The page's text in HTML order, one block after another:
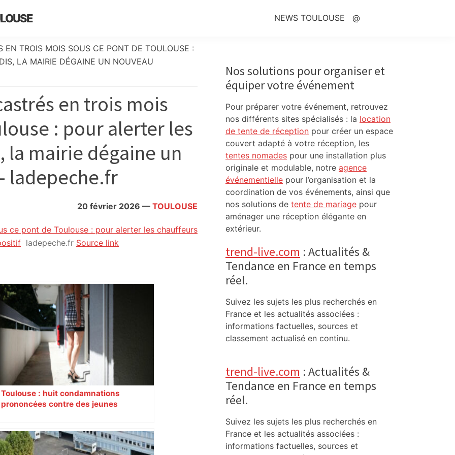
NEWS TOULOUSE @
EN TROIS MOIS SOUS CE PONT DE TOULOUSE :
LA MAIRIE DÉGAINE UN NOUVEAU
en trois mois
: pour alerter les
mairie dégaine un
ladepeche.fr
20 février 2026 — TOULOUSE
ce pont de Toulouse : pour alerter les chauffeurs
ladepeche.fr Source link
Toulouse : huit condamnations
prononcées contre des jeunes
Sidebar
Nos solutions pour organiser et
équiper votre événement
Pour préparer votre événement, retrouvez
nos différents sites spécialisés : la location
de tente de réception pour créer un espace
couvert adapté à votre réception, les
tentes nomades pour une installation plus
originale et modulable, notre agence
événementielle pour l’organisation et la
coordination de vos événements, ainsi que
nos solutions de tente de mariage pour
aménager une réception élégante en
extérieur.
trend-live.com : Actualités &
Tendance en France en temps
réel.
Suivez les sujets les plus recherchés en
France et les actualités associées :
informations factuelles, sources et
classement actualisé en continu.
trend-live.com : Actualités &
Tendance en France en temps
réel.
Suivez les sujets les plus recherchés en
France et les actualités associées :
informations factuelles, sources et